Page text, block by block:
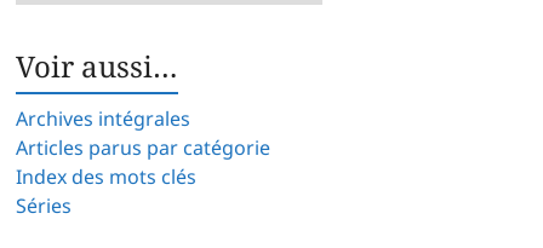
Voir aussi…
Archives intégrales
Articles parus par catégorie
Index des mots clés
Séries